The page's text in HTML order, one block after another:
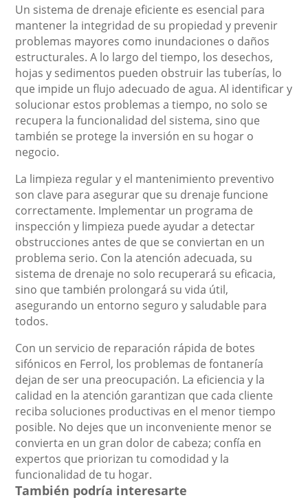
Un sistema de drenaje eficiente es esencial para
mantener la integridad de su propiedad y prevenir
problemas mayores como inundaciones o daños
estructurales. A lo largo del tiempo, los desechos,
hojas y sedimentos pueden obstruir las tuberías, lo
que impide un flujo adecuado de agua. Al identificar y
solucionar estos problemas a tiempo, no solo se
recupera la funcionalidad del sistema, sino que
también se protege la inversión en su hogar o
negocio.
La limpieza regular y el mantenimiento preventivo
son clave para asegurar que su drenaje funcione
correctamente. Implementar un programa de
inspección y limpieza puede ayudar a detectar
obstrucciones antes de que se conviertan en un
problema serio. Con la atención adecuada, su
sistema de drenaje no solo recuperará su eficacia,
sino que también prolongará su vida útil,
asegurando un entorno seguro y saludable para
todos.
Con un servicio de reparación rápida de botes
sifónicos en Ferrol, los problemas de fontanería
dejan de ser una preocupación. La eficiencia y la
calidad en la atención garantizan que cada cliente
reciba soluciones productivas en el menor tiempo
posible. No dejes que un inconveniente menor se
convierta en un gran dolor de cabeza; confía en
expertos que priorizan tu comodidad y la
funcionalidad de tu hogar.
También podría interesarte